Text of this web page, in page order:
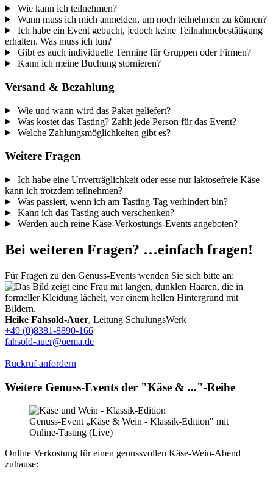
Wie kann ich teilnehmen?
Wann muss ich mich anmelden, um noch teilnehmen zu können?
Ich habe ein Event gebucht, jedoch keine Teilnahmebestätigung
erhalten. Was muss ich tun?
Gibt es auch individuelle Termine für Gruppen oder Firmen?
Kann ich meine Buchung stornieren?
Versand & Bezahlung
Wie und wann wird das Paket geliefert?
Was kostet das Tasting? Zahlt jede Person für das Event?
Welche Zahlungsmöglichkeiten gibt es?
Weitere Fragen
Ich habe eine Unverträglichkeit oder esse nur laktosefreie Käse –
kann ich trotzdem teilnehmen?
Was passiert, wenn ich am Tasting-Tag verhindert bin?
Kann ich das Tasting auch verschenken?
Werden auch reine Käse-Verkostungs-Events angeboten?
Bei weiteren Fragen? …einfach fragen!
Für Fragen zu den Genuss-Events wenden Sie sich bitte an:
Heike Fahsold-Auer, Leitung SchulungsWerk
+49 (0)8381-8890-166
fahsold-auer@oema.de
Rückruf anfordern
Weitere Genuss-Events der "Käse & ..."-Reihe
Genuss-Event „Käse & Wein - Klassik-Edition" mit
Online-Tasting (Live)
Online Verkostung für einen genussvollen Käse-Wein-Abend
zuhause: